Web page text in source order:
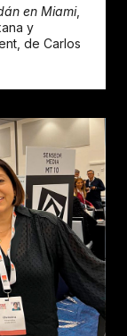
en Miami,
y
de Carlos